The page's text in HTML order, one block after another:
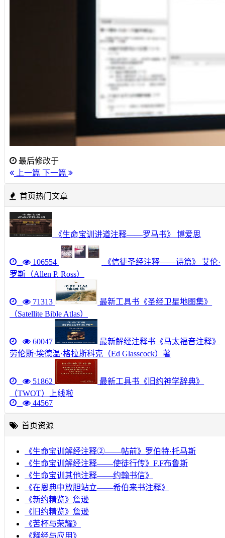
最后修改于
上一篇 下一篇
首页热门文章
《生命宝训讲道注释——罗马书》 博爱思
106554
《信徒圣经注释——诗篇》 艾伦·
罗斯（Allen P. Ross）
71313
最新工具书《圣经卫星地图集》
（Satellite Bible Atlas）
60047
最新解经注释书《马太福音注释》
劳伦斯·埃德温·格拉斯科克（Ed Glasscock）著
51862
最新工具书《旧约神学辞典》
（TWOT）上线啦
44567
首页资源
《生命宝训解经注释②——帖前》罗伯特·托马斯
《生命宝训解经注释——使徒行传》F.F布鲁斯
《生命宝训其他注释——约翰书信》
《在恩典中放胆站立——希伯来书注释》
《新约精览》詹逊
《旧约精览》詹逊
《苦杯与荣耀》
《释经与应用》